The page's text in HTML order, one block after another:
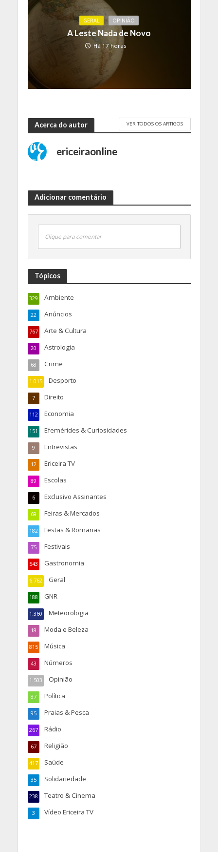
GERAL OPINIÃO
A Leste Nada de Novo
Há 17 horas
Acerca do autor VER TODOS OS ARTIGOS
ericeiraonline
Adicionar comentário
Clique para comentar
Tópicos
Ambiente
329
Anúncios
22
Arte & Cultura
767
Astrologia
20
Crime
68
Desporto
1.015
Direito
7
Economia
112
Efemérides & Curiosidades
151
Entrevistas
9
Ericeira TV
12
Escolas
89
Exclusivo Assinantes
6
Feiras & Mercados
69
Festas & Romarias
182
Festivais
75
Gastronomia
543
Geral
6.762
GNR
188
Meteorologia
1.360
Moda e Beleza
18
Música
815
Números
43
Opinião
1.503
Política
87
Praias & Pesca
95
Rádio
267
Religião
67
Saúde
417
Solidariedade
35
Teatro & Cinema
238
Vídeo Ericeira TV
3